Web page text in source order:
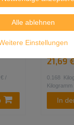
/
6er-
Seetang
28g) |
Korea
21,69
0.168
Kilogramm
In
Alle ablehnen
Einstellungen